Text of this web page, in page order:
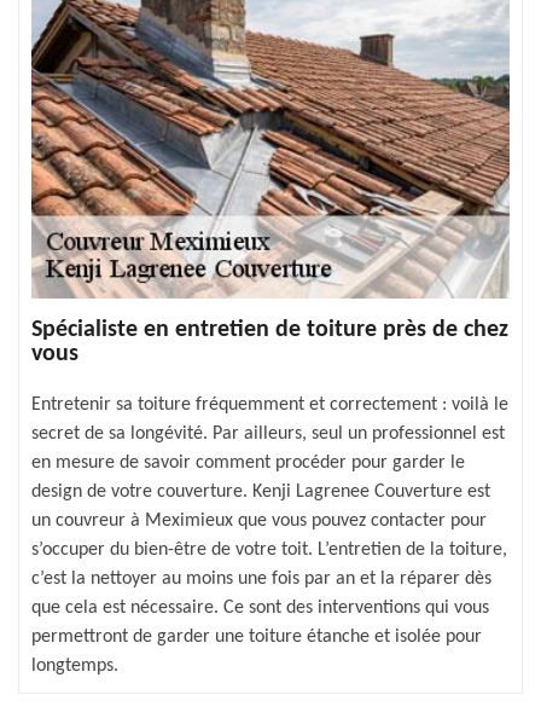
Spécialiste en entretien de toiture près de chez
vous
Entretenir sa toiture fréquemment et correctement : voilà le
secret de sa longévité. Par ailleurs, seul un professionnel est
en mesure de savoir comment procéder pour garder le
design de votre couverture. Kenji Lagrenee Couverture est
un couvreur à Meximieux que vous pouvez contacter pour
s’occuper du bien-être de votre toit. L’entretien de la toiture,
c’est la nettoyer au moins une fois par an et la réparer dès
que cela est nécessaire. Ce sont des interventions qui vous
permettront de garder une toiture étanche et isolée pour
longtemps.